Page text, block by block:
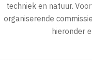
techniek en natuur.
organiserende
hieronder